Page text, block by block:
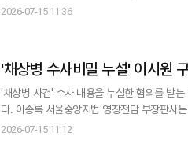
후 2시로 연기했다고 15일 밝혔다. 애초 이 사건 선고
2026-07-15 11:36
'채상병 수사비밀 누설' 이시원
'채상병 사건' 수사 내용을 누설한 혐의를 받
다. 이종록 서울중앙지법 영장전담 부장판사는 이날 오전 10시 10분부터 이 전 비서관에 대한 영장심사를 진행 중이다. 법
원의 영장심사 결과는 이르면 이날 오후 나올 것으로 예상된다. 앞서 2차 종합특별검사팀(
2026-07-15 11:12